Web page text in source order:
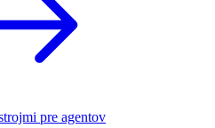
pre agentov